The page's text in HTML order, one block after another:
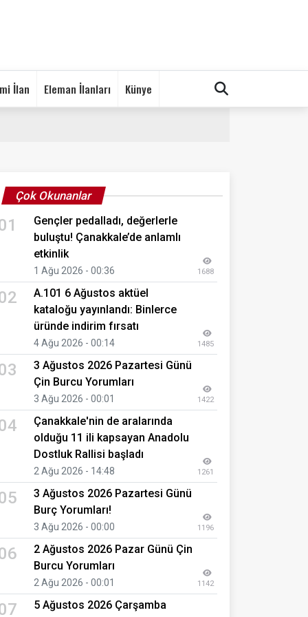
İlan Eleman İlanları Künye
Çok Okunanlar
Gençler pedalladı, değerlerle
buluştu! Çanakkale’de anlamlı
etkinlik
1 Ağu 2026 - 00:36 1688
A.101 6 Ağustos aktüel
kataloğu yayınlandı: Binlerce
üründe indirim fırsatı
4 Ağu 2026 - 00:14 1485
3 Ağustos 2026 Pazartesi Günü
Çin Burcu Yorumları
3 Ağu 2026 - 00:01 1422
Çanakkale'nin de aralarında
olduğu 11 ili kapsayan Anadolu
Dostluk Rallisi başladı
2 Ağu 2026 - 14:48 1261
3 Ağustos 2026 Pazartesi Günü
Burç Yorumları!
3 Ağu 2026 - 00:00 1196
2 Ağustos 2026 Pazar Günü Çin
Burcu Yorumları
2 Ağu 2026 - 00:01 1142
5 Ağustos 2026 Çarşamba